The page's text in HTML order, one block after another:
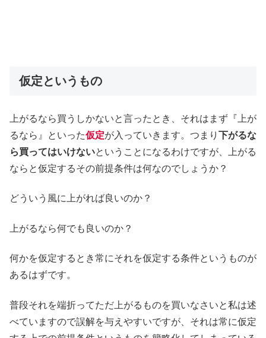
仮定というもの
上がるなら買うしかないと言ったとき、それはまず『上が
るなら』といった仮定が入っていきます。つまり 下がるな
ら買ってはいけないということになるわけですが、上がる
ならと仮定するその前提条件は何なのでしょうか？
どういう風に上がれば良いのか？
上がるなら何でも良いのか？
何かを仮定するとき常にそれを仮定する条件というものが
あるはずです。
普段それを端折ってただ上がるものを買いなさいと私は述
べていますので誤解を与えやすいですが、それは常に仮定